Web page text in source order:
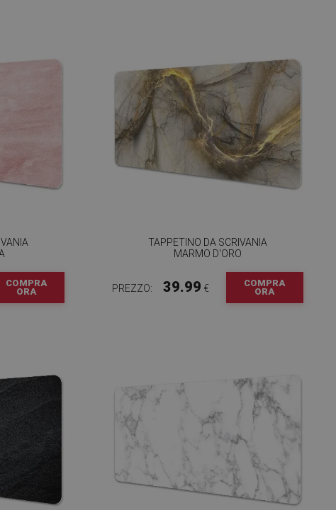
COMPRA
ORA
TAPPETINO DA SCRIVANIA
MARMO D'ORO
PREZZO: 39.99 €
COMPRA
ORA